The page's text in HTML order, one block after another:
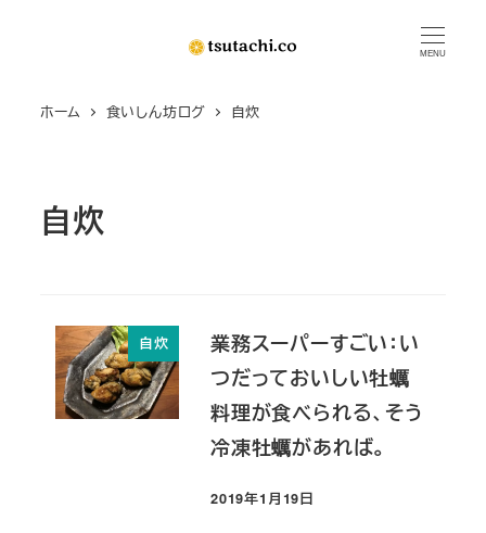
MENU
ホーム 食いしん坊ログ 自炊
自炊
自炊
業務スーパーすごい：い
つだっておいしい牡蠣
料理が食べられる、そう
冷凍牡蠣があれば。
投稿日
2019年1月19日